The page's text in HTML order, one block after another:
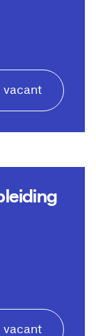
vacant
vacant